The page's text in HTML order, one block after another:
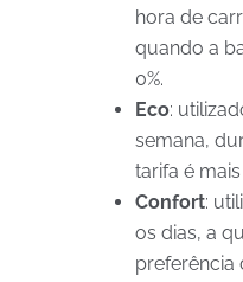
hora de
quando a
0%.
Eco:
semana,
tarifa é
Confort:
os dias, a
preferência